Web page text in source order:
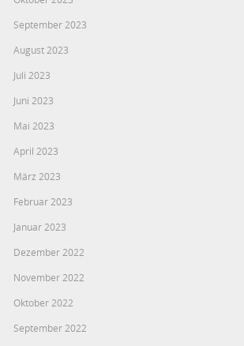
September 2023
August 2023
Juli 2023
Juni 2023
Mai 2023
April 2023
März 2023
Februar 2023
Januar 2023
Dezember 2022
November 2022
Oktober 2022
September 2022